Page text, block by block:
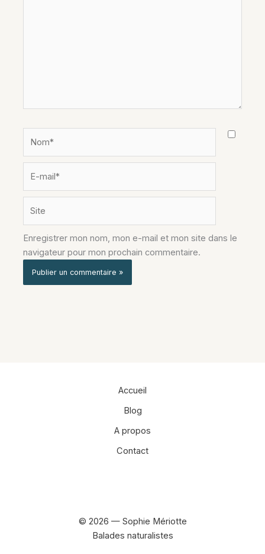
mail*
Enregistrer mon nom, mon e-mail et mon site dans le
navigateur pour mon prochain commentaire.
Accueil
Blog
A propos
Contact
© 2026 — Sophie Mériotte
Balades naturalistes